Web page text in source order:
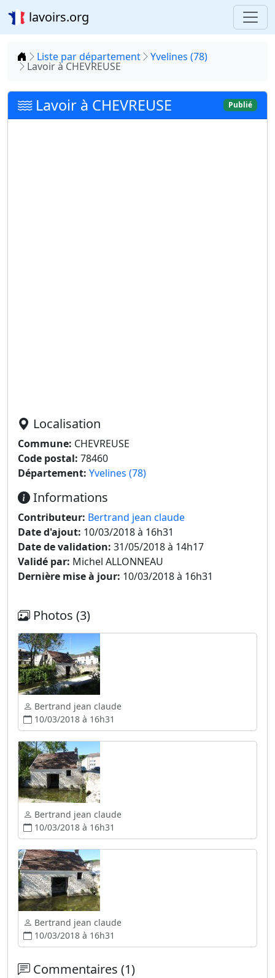
lavoirs.org
Accueil
Liste par département Yvelines (78)
Lavoir à CHEVREUSE
Lavoir à CHEVREUSE Publié
Localisation
Commune: CHEVREUSE
Code postal: 78460
Département: Yvelines (78)
Informations
Contributeur: Bertrand jean claude
Date d'ajout: 10/03/2018 à 16h31
Date de validation: 31/05/2018 à 14h17
Validé par: Michel ALLONNEAU
Dernière mise à jour: 10/03/2018 à 16h31
Photos (3)
Bertrand jean claude
10/03/2018 à 16h31
Bertrand jean claude
10/03/2018 à 16h31
Bertrand jean claude
10/03/2018 à 16h31
Commentaires (1)